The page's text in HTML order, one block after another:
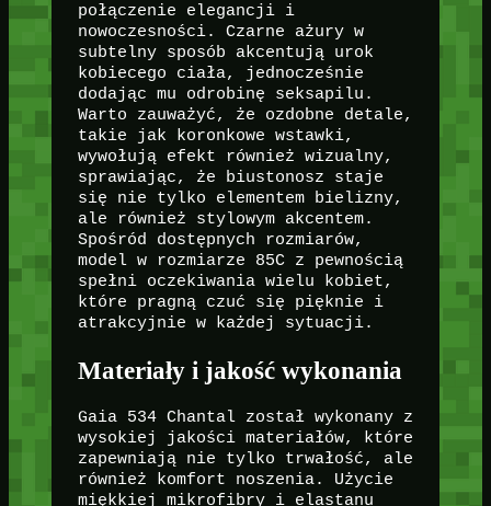
połączenie elegancji i
nowoczesności. Czarne ażury w
subtelny sposób akcentują urok
kobiecego ciała, jednocześnie
dodając mu odrobinę seksapilu.
Warto zauważyć, że ozdobne detale,
takie jak koronkowe wstawki,
wywołują efekt również wizualny,
sprawiając, że biustonosz staje
się nie tylko elementem bielizny,
ale również stylowym akcentem.
Spośród dostępnych rozmiarów,
model w rozmiarze 85C z pewnością
spełni oczekiwania wielu kobiet,
które pragną czuć się pięknie i
atrakcyjnie w każdej sytuacji.
Materiały i jakość wykonania
Gaia 534 Chantal został wykonany z
wysokiej jakości materiałów, które
zapewniają nie tylko trwałość, ale
również komfort noszenia. Użycie
miękkiej mikrofibry i elastanu